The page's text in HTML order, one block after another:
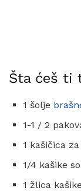
Šta ćeš ti
1 šolje
1-1 / 2
1 kašičica
1/4 kašike
1 žlica